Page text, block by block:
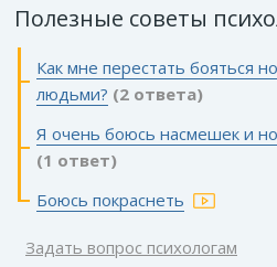
Полезные советы
Как мне перестать бояться
людьми? (2 ответа)
Я очень боюсь насмешек и
(1 ответ)
Боюсь покраснеть
Задать вопрос психологам